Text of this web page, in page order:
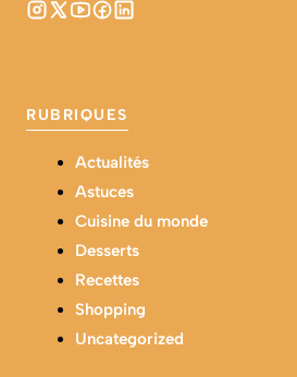
RUBRIQUES
Actualités
Astuces
Cuisine du monde
Desserts
Recettes
Shopping
Uncategorized